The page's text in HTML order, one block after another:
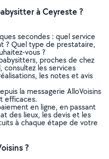
à Ceyreste ?
secondes : quel service
? Quel type de prestataire,
vous ?
proches de chez
consultez les services
les notes et avis
la messagerie AlloVoisins
efficaces.
en ligne, en passant
des lieux, les devis et les
à chaque étape de votre
?